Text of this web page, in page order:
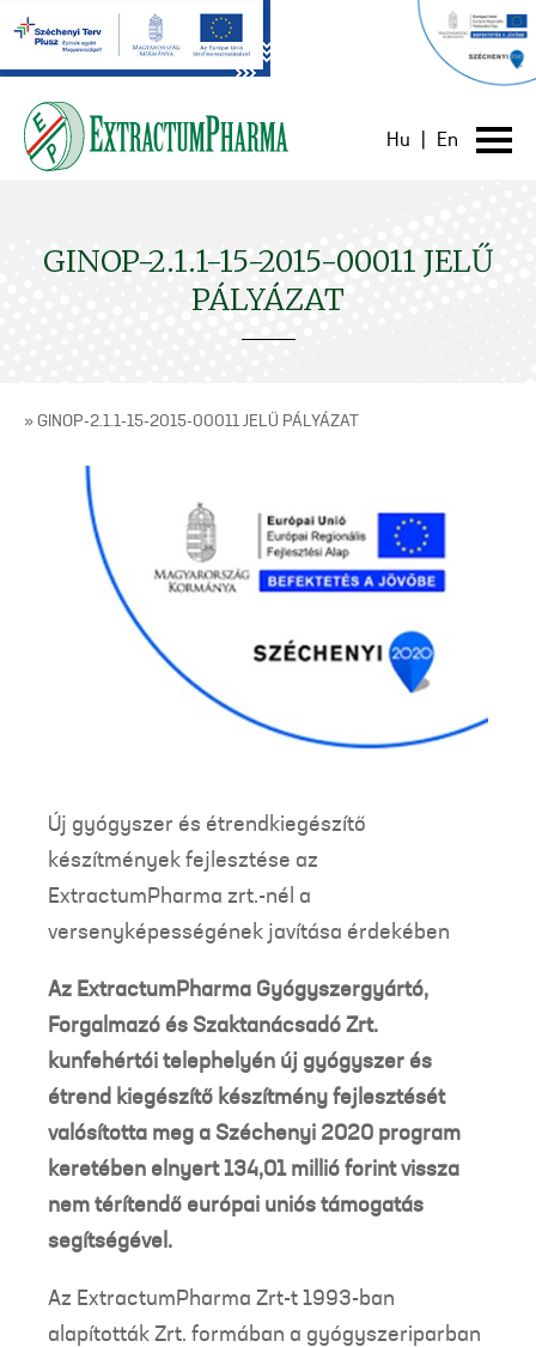
Hu En
GINOP-2.1.1-15-2015-00011 JELŰ
PÁLYÁZAT
» GINOP-2.1.1-15-2015-00011 JELŰ PÁLYÁZAT
Új gyógyszer és étrendkiegészítő
készítmények fejlesztése az
ExtractumPharma zrt.-nél a
versenyképességének javítása érdekében
Az ExtractumPharma Gyógyszergyártó,
Forgalmazó és Szaktanácsadó Zrt.
kunfehértói telephelyén új gyógyszer és
étrend kiegészítő készítmény fejlesztését
valósította meg a Széchenyi 2020 program
keretében elnyert 134,01 millió forint vissza
nem térítendő európai uniós támogatás
segítségével.
Az ExtractumPharma Zrt-t 1993-ban
alapították Zrt. formában a gyógyszeriparban